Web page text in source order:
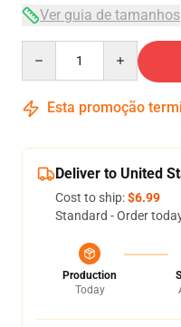
Ver guia de tamanhos
Esta promoção
Deliver to United
Cost to ship:$6.99
Standard - Order
Production
Today